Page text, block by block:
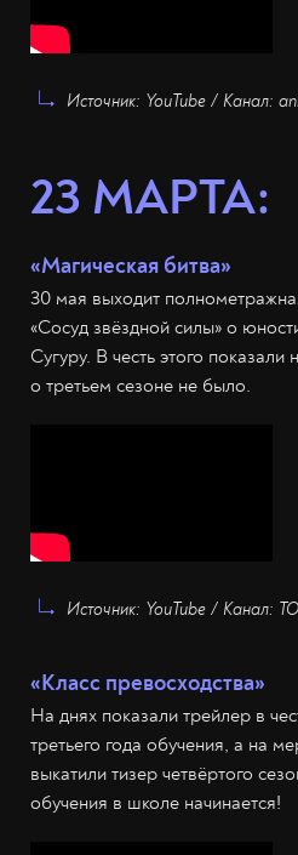
Источник: YouTube / Канал:
23 МАРТА:
«Магическая битва»
30 мая выходит
«Сосуд звёздной силы» о
Сугуру. В честь этого
о третьем сезоне не было.
Источник: YouTube / Канал:
«Класс превосходства»
На днях показали трейлер в
третьего года обучения, а на
выкатили тизер четвёртого
обучения в школе начинается!